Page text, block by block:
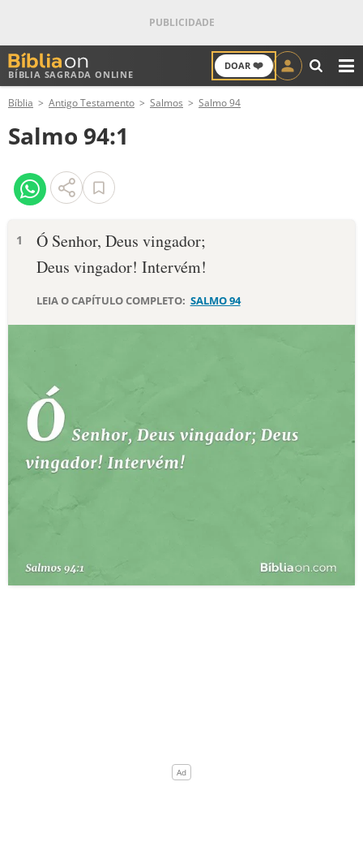
BÍBLIA SAGRADA ONLINE
DOAR ❤️
ANTIGO TESTAMENTO
NOVO TESTAMENTO
VERSÍCULOS
VERSÍCULO DO DIA
PALAVRA DO DIA
10 MANDAMENTOS
ESTUDOS BÍBLICOS
ESBOÇOS DE PREGAÇÃO
PERGUNTE À BÍBLIA
Bíblia Antigo Testamento Salmos Salmo 94
Salmo 94:1
1
Ó Senhor, Deus vingador;
Deus vingador! Intervém!
LEIA O CAPÍTULO COMPLETO: SALMO 94